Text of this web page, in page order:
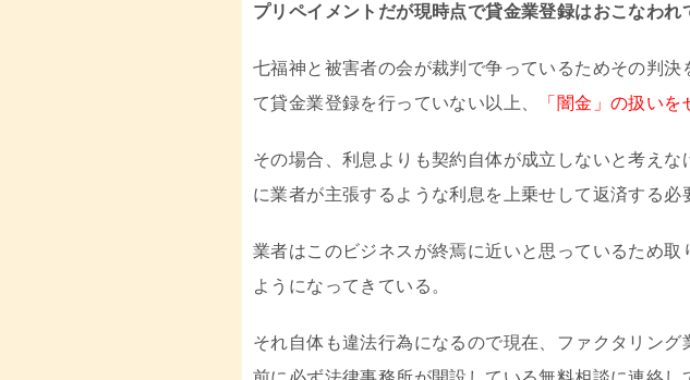
プリペイメントだが現時点で貸金業登録はおこなわれ
七福神と被害者の会が裁判で争っているためその判
て貸金業登録を行っていない以上、
「闇金」の扱いを
その場合、利息よりも契約自体が成立しないと考え
に業者が主張するような利息を上乗せして返済する必
業者はこのビジネスが終焉に近いと思っているため
ようになってきている。
それ自体も違法行為になるので現在、ファクタリン